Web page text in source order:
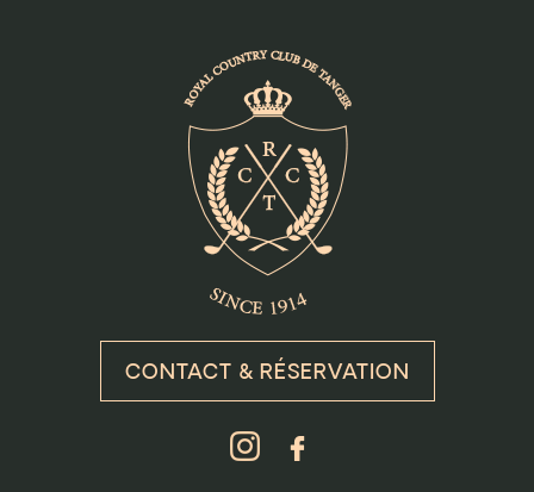
CONTACT & RÉSERVATION